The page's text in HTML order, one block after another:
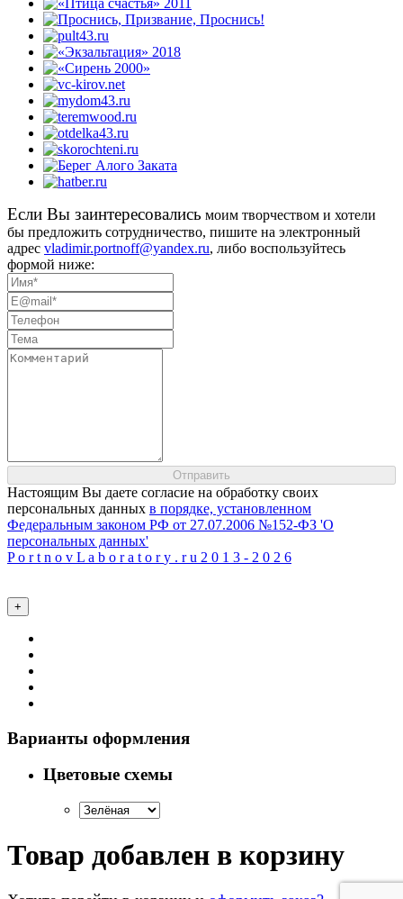
Eсли Вы заинтересовались моим творчеством и хотели
бы предложить сотрудничество, пишите на электронный
адрес vladimir.portnoff@yandex.ru, либо воспользуйтесь
формой ниже:
Настоящим Вы даете согласие на обработку своих
персональных данных в порядке, установленном
Федеральным законом РФ от 27.07.2006 №152-ФЗ 'О
персональных данных'
P o r t n o v L a b o r a t o r y . r u 2 0 1 3 - 2 0 2 6
+
Варианты оформления
Цветовые схемы
Товар добавлен в корзину